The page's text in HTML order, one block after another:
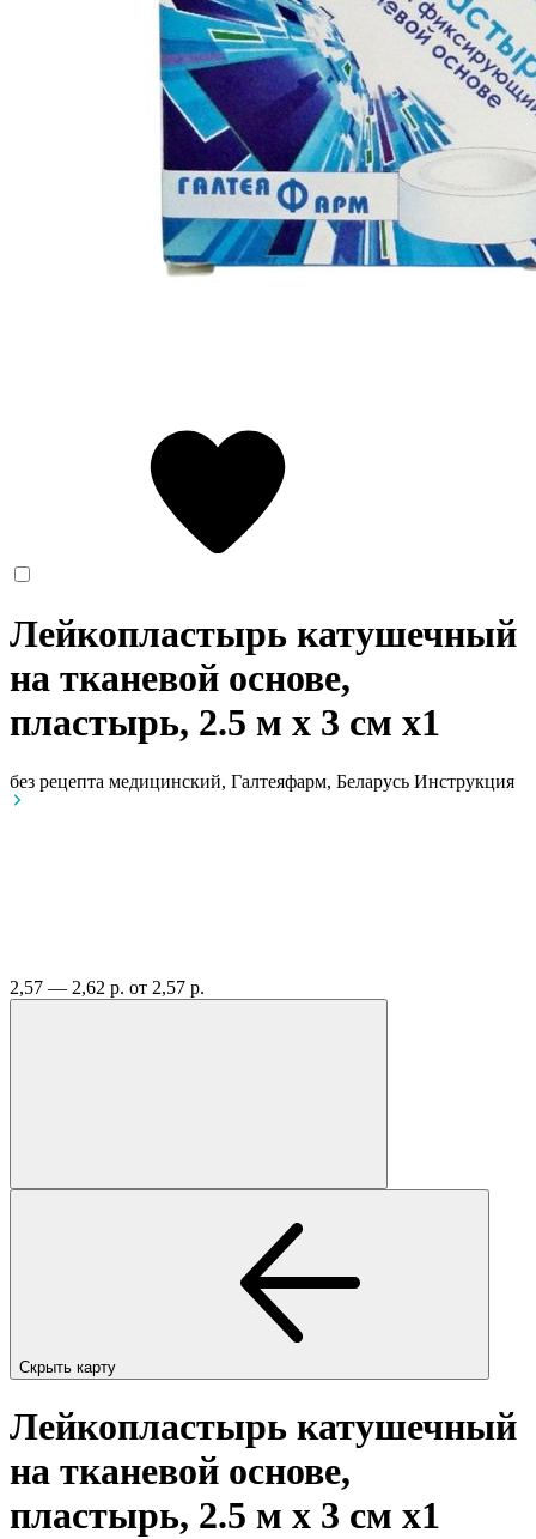
Лейкопластырь катушечный
на тканевой основе,
пластырь, 2.5 м х 3 см x1
без рецепта медицинский, Галтеяфарм, Беларусь Инструкция
2,57 — 2,62 р. от 2,57 р.
Скрыть карту
Лейкопластырь катушечный
на тканевой основе,
пластырь, 2.5 м х 3 см x1